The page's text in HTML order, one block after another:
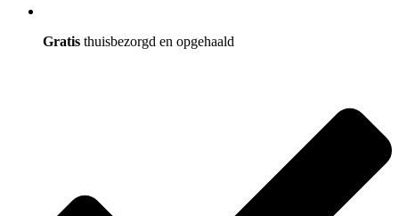
Gratis thuisbezorgd en opgehaald